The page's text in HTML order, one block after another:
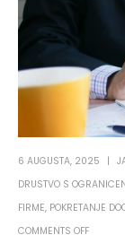
6 AUGUSTA, 2025
DRUSTVO S
FIRME, POKRETANJE
COMMENTS OFF